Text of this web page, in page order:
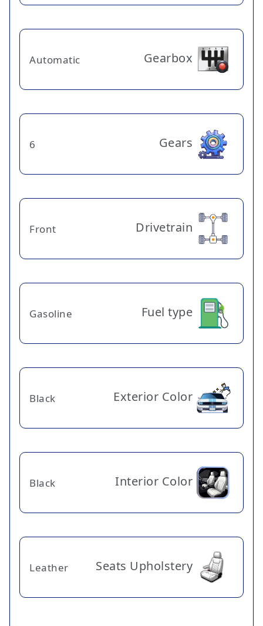
Gearbox
Automatic
Gears
6
Drivetrain
Front
Fuel type
Gasoline
Exterior Color
Black
Interior Color
Black
Seats Upholstery
Leather